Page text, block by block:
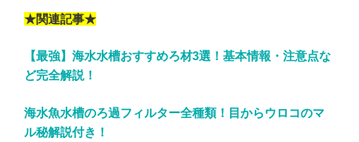
★関連記事★
【最強】海水水槽おすすめろ材3選！基本情報・注意点な
ど完全解説！
海水魚水槽のろ過フィルター全種類！目からウロコのマ
ル秘解説付き！